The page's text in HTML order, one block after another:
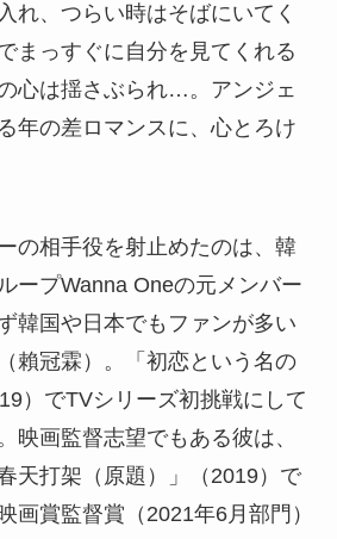
れ、つらい時はそばにいてく
まっすぐに自分を見てくれる
心は揺さぶられ…。アンジェ
年の差ロマンスに、心とろけ
の相手役を射止めたのは、韓
ープWanna Oneの元メンバー
韓国や日本でもファンが多い
賴冠霖）。「初恋という名の
）でTVシリーズ初挑戦にして
映画監督志望でもある彼は、
天打架（原題）」（2019）で
画賞監督賞（2021年6月部門）